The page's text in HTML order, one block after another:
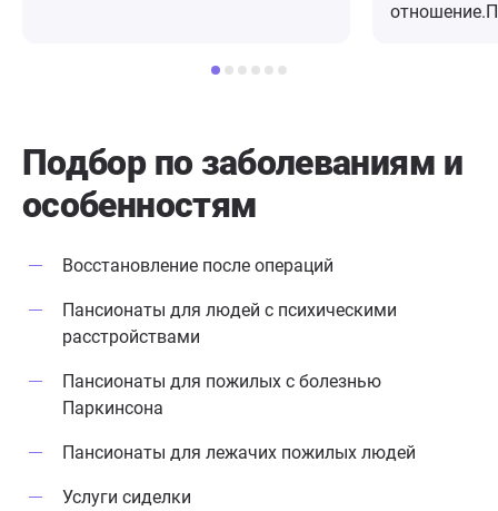
отношение
Подбор по заболеваниям и
особенностям
Восстановление после операций
Пансионаты для людей с психическими
расстройствами
Пансионаты для пожилых с болезнью
Паркинсона
Пансионаты для лежачих пожилых людей
Услуги сиделки